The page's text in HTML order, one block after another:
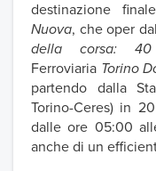
destinazione
Nuova, che oper
della corsa:
Ferroviaria Torino
partendo dalla
Torino-Ceres) in
dalle ore 05:00
anche di un